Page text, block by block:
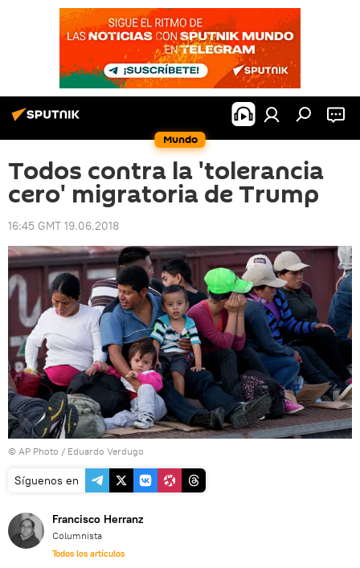
Mundo
Todos contra la 'tolerancia
cero' migratoria de Trump
16:45 GMT 19.06.2018
© AP Photo / Eduardo Verdugo
Síguenos en
Francisco Herranz
Columnista
Todos los artículos